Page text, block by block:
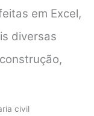
em Excel,
diversas